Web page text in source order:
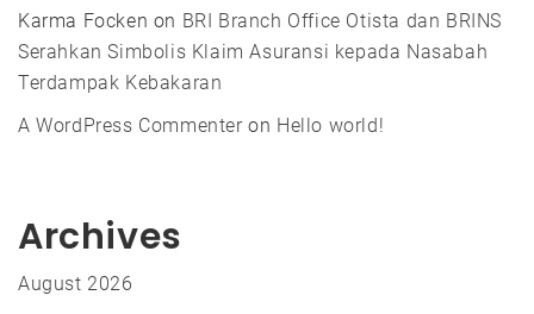
Karma Focken on BRI Branch Office Otista dan BRINS
Serahkan Simbolis Klaim Asuransi kepada Nasabah
Terdampak Kebakaran
A WordPress Commenteron Hello world!
Archives
August 2026